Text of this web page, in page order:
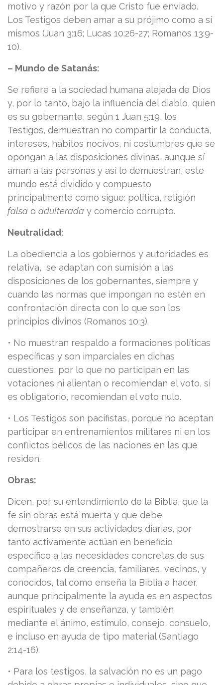
motivo y razón por la que Cristo fue enviado.
Los Testigos deben amar a su prójimo como a sí
mismos (Juan 3:16; Lucas 10:26-27; Romanos 13:9-
10).
– Mundo de Satanás:
Se refiere a la sociedad humana alejada de Dios
y, por lo tanto, bajo la influencia del diablo, quien
es su gobernante, según 1 Juan 5:19, los
Testigos, demuestran no compartir la conducta,
intereses, hábitos nocivos, ni costumbres que se
opongan a las disposiciones divinas, aunque sí
aman a las personas y así lo demuestran, este
mundo está dividido y compuesto
principalmente como sigue: política, religión
falsa o adulterada y comercio corrupto.
Neutralidad:
La obediencia a los gobiernos y autoridades es
relativa, se adaptan con sumisión a las
disposiciones de los gobernantes, siempre y
cuando las normas que impongan no estén en
confrontación directa con lo que son los
principios divinos (Romanos 10:3).
• No muestran respaldo a formaciones políticas
específicas y son imparciales en dichas
cuestiones, por lo que no participan en las
votaciones ni alientan o recomiendan el voto, si
es obligatorio, recomiendan el voto nulo.
• Los Testigos son pacifistas, porque no aceptan
participar en entrenamientos militares ni en los
conflictos bélicos de las naciones en las que
residen.
Obras:
Dicen, por su entendimiento de la Biblia, que la
fe sin obras está muerta y que debe
demostrarse en sus actividades diarias, por
tanto activamente actúan en beneficio
específico a las necesidades concretas de sus
compañeros de creencia, familiares, vecinos, y
conocidos, tal como enseña la Biblia a hacer,
aunque principalmente la ayuda es en aspectos
espirituales y de enseñanza, y también
mediante el ánimo, estímulo, consejo, consuelo,
e incluso en ayuda de tipo material (Santiago
2:14-16).
• Para los testigos, la salvación no es un pago